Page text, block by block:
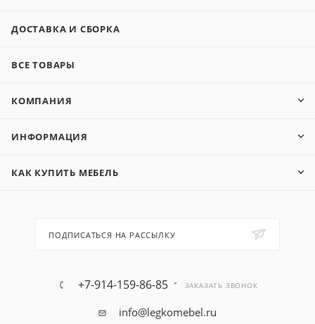
ДОСТАВКА И СБОРКА
ВСЕ ТОВАРЫ
КОМПАНИЯ
ИНФОРМАЦИЯ
КАК КУПИТЬ МЕБЕЛЬ
ПОДПИСАТЬСЯ НА РАССЫЛКУ
+7-914-159-86-85 ЗАКАЗАТЬ ЗВОНОК
info@legkomebel.ru